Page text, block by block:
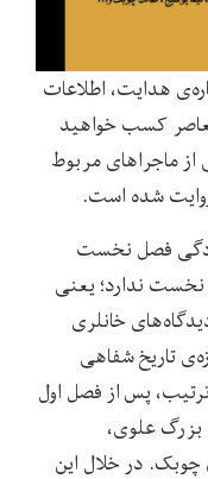
هدایت، اطلاعات
کسب خواهید
۱۱۰ و ۱۱۱ بخشی از ماجراهای مربوط
شده است.
فصل نخست
ندارد؛ یعنی
خانلری
تاریخ شفاهی
پس از فصل اول
بزرگ علوی،
چوبک. در خلال این